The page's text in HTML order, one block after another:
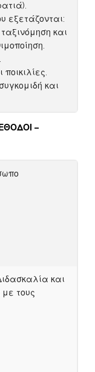
εξετάζονται:
και
και
–
και
με τους